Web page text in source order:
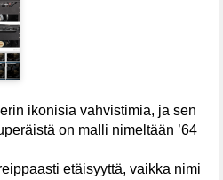
ikonisia vahvistimia, ja sen
on malli nimeltään ’64
etäisyyttä, vaikka nimi